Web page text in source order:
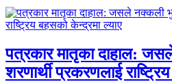
पत्रकार मातृका दाहाल:
शरणार्थी प्रकरणलाई